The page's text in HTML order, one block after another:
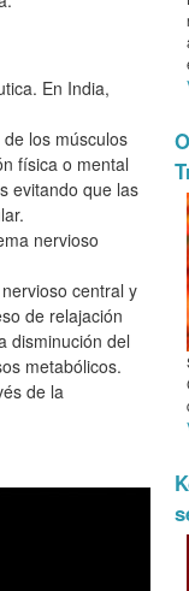
En India,
los músculos
física o mental
evitando que las
nervioso
central y
de relajación
disminución del
metabólicos.
de la